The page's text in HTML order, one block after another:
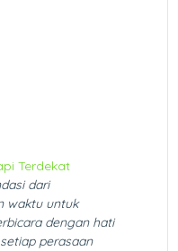
Terdekat
dari
waktu untuk
dengan hati
perasaan